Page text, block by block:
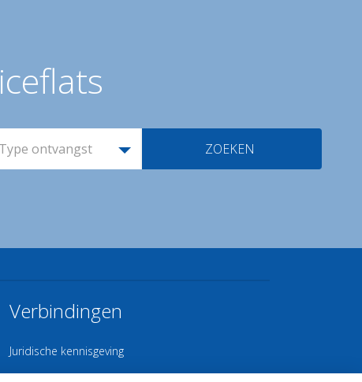
Type ontvangst ZOEKEN
Verbindingen
Juridische kennisgeving
Contact